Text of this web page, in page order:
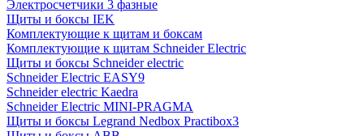
Электросчетчики 3 фазные
Щиты и боксы IEK
Комплектующие к щитам и боксам
Комплектующие к щитам Schneider Electric
Щиты и боксы Schneider electric
Schneider Electric EASY9
Schneider electric Kaedra
Schneider Electric MINI-PRAGMA
Щиты и боксы Legrand Nedbox Practibox3